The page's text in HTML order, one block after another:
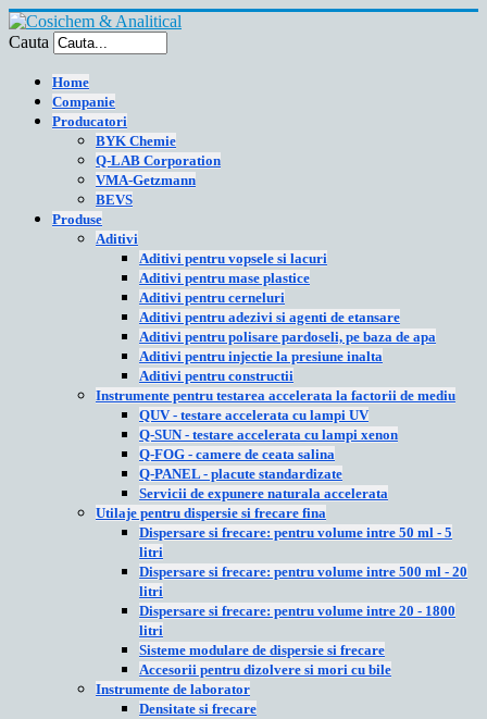
Cauta
Home
Companie
Producatori
BYK Chemie
Q-LAB Corporation
VMA-Getzmann
BEVS
Produse
Aditivi
Aditivi pentru vopsele si lacuri
Aditivi pentru mase plastice
Aditivi pentru cerneluri
Aditivi pentru adezivi si agenti de etansare
Aditivi pentru polisare pardoseli, pe baza de apa
Aditivi pentru injectie la presiune inalta
Aditivi pentru constructii
Instrumente pentru testarea accelerata la factorii de mediu
QUV - testare accelerata cu lampi UV
Q-SUN - testare accelerata cu lampi xenon
Q-FOG - camere de ceata salina
Q-PANEL - placute standardizate
Servicii de expunere naturala accelerata
Utilaje pentru dispersie si frecare fina
Dispersare si frecare: pentru volume intre 50 ml - 5
litri
Dispersare si frecare: pentru volume intre 500 ml - 20
litri
Dispersare si frecare: pentru volume intre 20 - 1800
litri
Sisteme modulare de dispersie si frecare
Accesorii pentru dizolvere si mori cu bile
Instrumente de laborator
Densitate si frecare